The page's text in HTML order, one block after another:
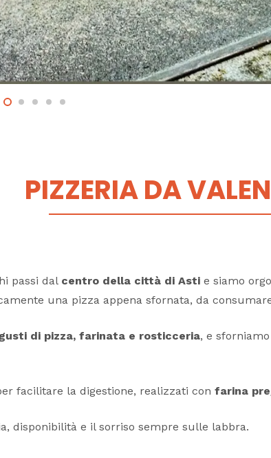
PIZZERIA DA
passi dal centro della città di Asti e siamo
una pizza appena sfornata, da
di pizza, farinata e rosticceria, e
facilitare la digestione, realizzati con farina
disponibilità e il sorriso sempre sulle labbra.